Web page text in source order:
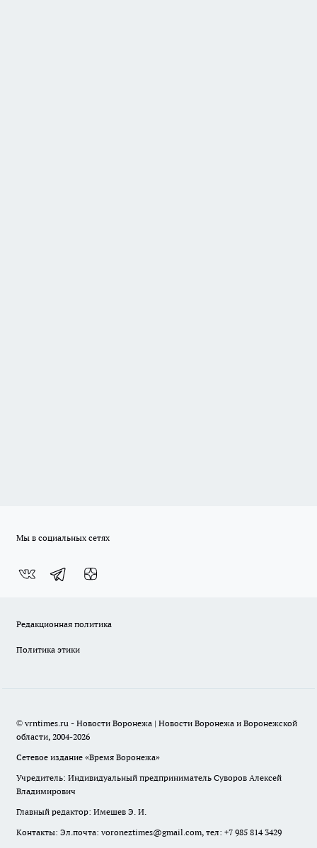
Мы в социальных сетях
Редакционная политика
Политика этики
© vrntimes.ru - Новости Воронежа | Новости Воронежа и Воронежской
области, 2004-2026
Сетевое издание «Время Воронежа»
Учредитель: Индивидуальный предприниматель Суворов Алексей
Владимирович
Главный редактор: Имешев Э. И.
Контакты: Эл.почта: voroneztimes@gmail.com, тел: +7 985 814 3429